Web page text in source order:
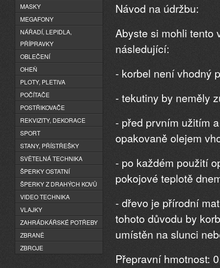
Návod na údržbu:
Abyste si mohli tento
následující:
- korbel není vhodný
- tekutiny by neměly
- před prvním užitím
opakovaně olejem
- po každém použití
pokojové teplotě
- dřevo je přírodní
tohoto důvodu by
umístěn na slunci
Přepravní hmotnost:
MASKY
MEGAFONY
NÁŘADÍ, LEPIDLA,
PŘÍPRAVKY
OBLEČENÍ
OHEŇ
PLOTY, PLETIVA
POČÍTAČE
POSTŘIKOVAČE
REKVIZITY, DEKORACE
SPORT
STANY, PŘÍSTŘEŠKY
SVĚTELNÁ TECHNIKA
ŠPERKY OSTATNÍ
ŠPERKY Z DRAHÝCH KOVŮ
VIDEO TECHNIKA
VLAJKY
ZAHRÁDKÁŘSKÉ POTŘEBY
ZBRANĚ
ZBROJE